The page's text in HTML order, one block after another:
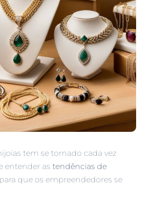
tem se tornado cada vez
entender as tendências de
que os empreendedores se